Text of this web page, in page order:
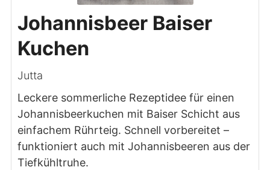
Johannisbeer Baiser
Kuchen
Jutta
Leckere sommerliche Rezeptidee für einen
Johannisbeerkuchen mit Baiser Schicht aus
einfachem Rührteig. Schnell vorbereitet –
funktioniert auch mit Johannisbeeren aus der
Tiefkühltruhe.